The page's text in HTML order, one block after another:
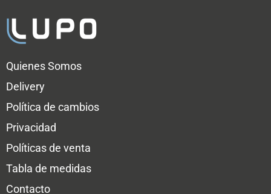
Quienes Somos
Delivery
Política de cambios
Privacidad
Políticas de venta
Tabla de medidas
Contacto